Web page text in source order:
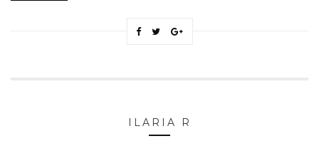
ILARIA R